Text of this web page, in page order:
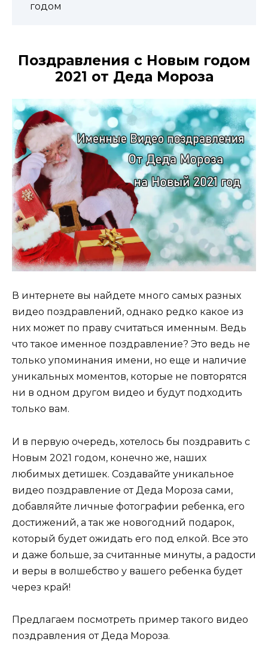
годом
Поздравления с Новым годом
2021 от Деда Мороза
В интернете вы найдете много самых разных
видео поздравлений, однако редко какое из
них может по праву считаться именным. Ведь
что такое именное поздравление? Это ведь не
только упоминания имени, но еще и наличие
уникальных моментов, которые не повторятся
ни в одном другом видео и будут подходить
только вам.
И в первую очередь, хотелось бы поздравить с
Новым 2021 годом, конечно же, наших
любимых детишек. Создавайте уникальное
видео поздравление от Деда Мороза сами,
добавляйте личные фотографии ребенка, его
достижений, а так же новогодний подарок,
который будет ожидать его под елкой. Все это
и даже больше, за считанные минуты, а радости
и веры в волшебство у вашего ребенка будет
через край!
Предлагаем посмотреть пример такого видео
поздравления от Деда Мороза.